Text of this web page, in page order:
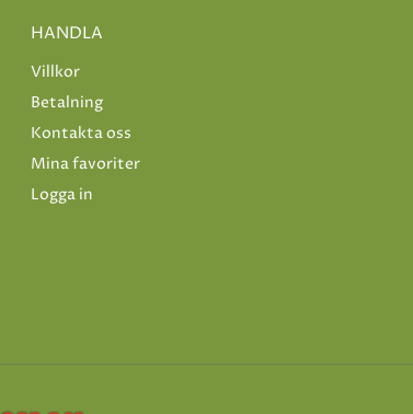
HANDLA
Villkor
Betalning
Kontakta oss
Mina favoriter
Logga in